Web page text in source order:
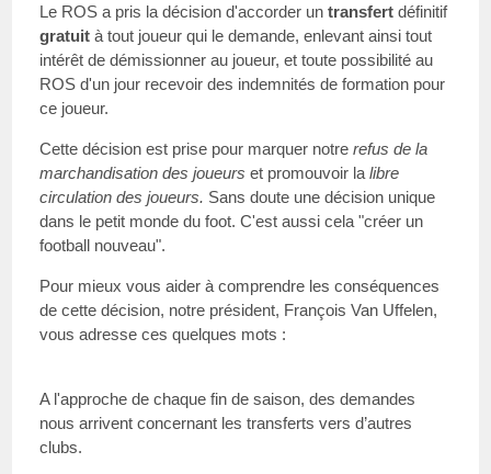
Le ROS a pris la décision d'accorder untransfert définitif
gratuit à tout joueur qui le demande, enlevant ainsi tout
intérêt de démissionner au joueur, et toute possibilité au
ROS d'un jour recevoir des indemnités de formation pour
ce joueur.
Cette décision est prise pour marquer notrerefus de la
marchandisation des joueurs et promouvoir lalibre
circulation des joueurs. Sans doute une décision unique
dans le petit monde du foot. C'est aussi cela "créer un
football nouveau".
Pour mieux vous aider à comprendre les conséquences
de cette décision, notre président, François Van Uffelen,
vous adresse ces quelques mots :
A l'approche de chaque fin de saison, des demandes
nous arrivent concernant les transferts vers d’autres
clubs.